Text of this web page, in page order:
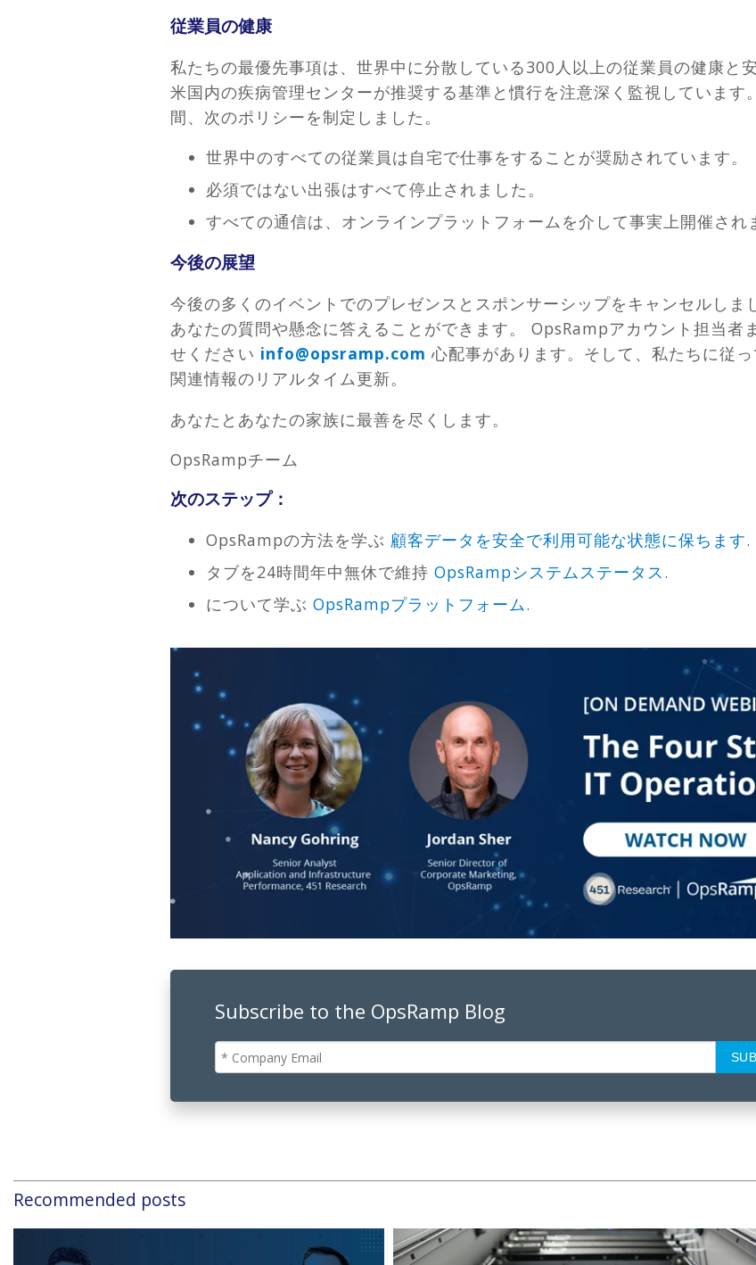
従業員の健康
私たちの最優先事項は、世界中に分散している300人以上の従業員の健康と
米国内の疾病管理センターが推奨する基準と慣行を注意深く監視しています
間、次のポリシーを制定しました。
世界中のすべての従業員は自宅で仕事をすることが奨励されています。
必須ではない出張はすべて停止されました。
すべての通信は、オンラインプラットフォームを介して事実上開催され
今後の展望
今後の多くのイベントでのプレゼンスとスポンサーシップをキャンセルしま
あなたの質問や懸念に答えることができます。 OpsRampアカウント担当者
せください info@opsramp.com 心配事があります。そして、私たちに従
関連情報のリアルタイム更新。
あなたとあなたの家族に最善を尽くします。
OpsRampチーム
次のステップ：
OpsRampの方法を学ぶ 顧客データを安全で利用可能な状態に保ちます.
タブを24時間年中無休で維持 OpsRampシステムステータス .
について学ぶ OpsRampプラットフォーム.
Subscribe to the OpsRamp Blog
Recommended posts